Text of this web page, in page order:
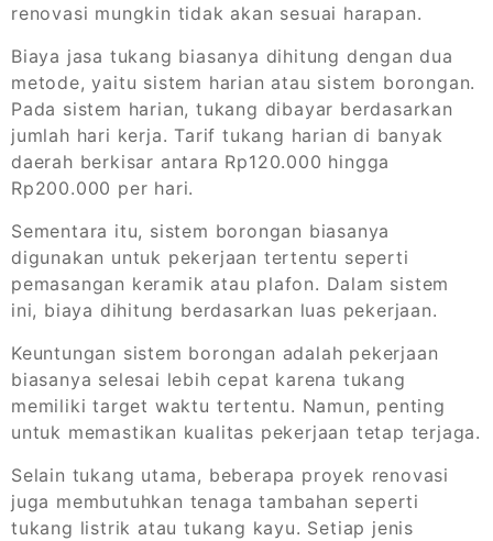
renovasi mungkin tidak akan sesuai harapan.
Biaya jasa tukang biasanya dihitung dengan dua
metode, yaitu sistem harian atau sistem borongan.
Pada sistem harian, tukang dibayar berdasarkan
jumlah hari kerja. Tarif tukang harian di banyak
daerah berkisar antara Rp120.000 hingga
Rp200.000 per hari.
Sementara itu, sistem borongan biasanya
digunakan untuk pekerjaan tertentu seperti
pemasangan keramik atau plafon. Dalam sistem
ini, biaya dihitung berdasarkan luas pekerjaan.
Keuntungan sistem borongan adalah pekerjaan
biasanya selesai lebih cepat karena tukang
memiliki target waktu tertentu. Namun, penting
untuk memastikan kualitas pekerjaan tetap terjaga.
Selain tukang utama, beberapa proyek renovasi
juga membutuhkan tenaga tambahan seperti
tukang listrik atau tukang kayu. Setiap jenis